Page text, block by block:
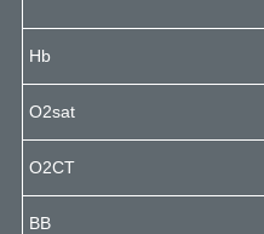
Hb
O2sat
O2CT
BB